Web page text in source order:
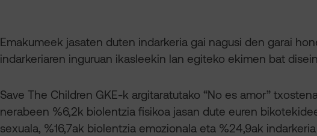
Emakumeek jasaten duten indarkeria gai nagusi den garai
indarkeriaren inguruan ikasleekin lan egiteko ekimen bat
Save The Children GKE-k argitaratutako “No es amor”
nerabeen %6,2k biolentzia fisikoa jasan dute euren
sexuala, %16,7ak biolentzia emozionala eta %24,9ak